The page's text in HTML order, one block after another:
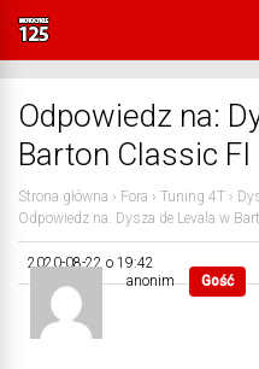
Odpowiedz na:
Barton Classic FI
Strona główna › Fora › Tuning 4T ›
Odpowiedz na: Dysza de Levala w
2020-08-22 o 19:42
anonim
Gość